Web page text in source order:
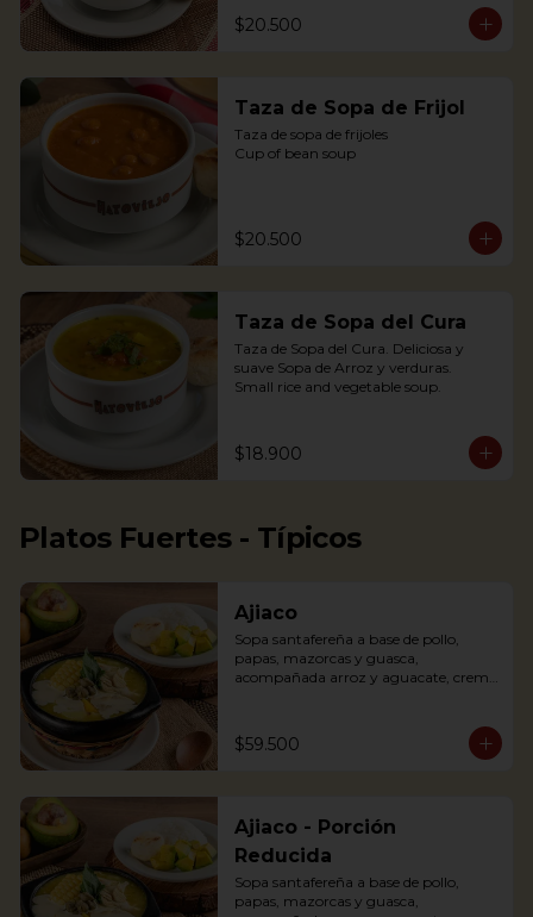
$20.500
Taza de Sopa de Frijol
Taza de sopa de frijoles
Cup of bean soup
$20.500
Taza de Sopa del Cura
Taza de Sopa del Cura. Deliciosa y
suave Sopa de Arroz y verduras.
Small rice and vegetable soup.
$18.900
Platos Fuertes - Típicos
Ajiaco
Sopa santafereña a base de pollo,
papas, mazorcas y guasca,
acompañada arroz y aguacate, crema
An Ajiaco is Bogota’s chicken and
potato soup with corn on the cob and
$59.500
Ajiaco - Porción
Reducida
Sopa santafereña a base de pollo,
papas, mazorcas y guasca,